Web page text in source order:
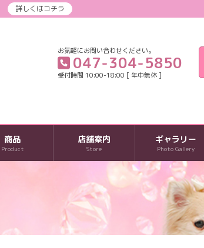
詳しくはコチラ
お気軽にお問い合わせください。
047-304-5850
受付時間 10:00-18:00 [ 年中無休 ]
商品
Product
店舗案内
Store
ギャラリー
Photo Gallery